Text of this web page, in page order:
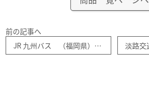
前の記事へ
JR 九州バス （福岡県） 三菱ふそうエアロキングコレクション２